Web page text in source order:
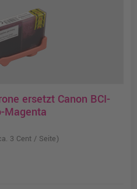
ersetzt Canon BCI-
Magenta
3 Cent / Seite)